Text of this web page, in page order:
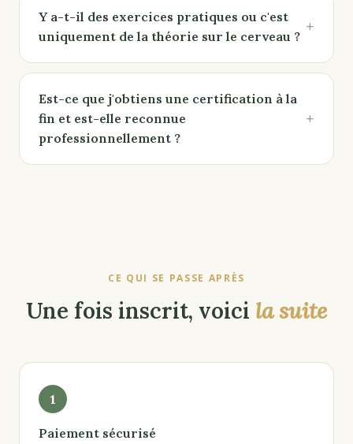
Y a-t-il des exercices pratiques ou c'est
uniquement de la théorie sur le cerveau ? +
Est-ce que j'obtiens une certification à la
fin et est-elle reconnue
professionnellement ?
+
CE QUI SE PASSE APRÈS
Une fois inscrit, voici la suite
1
Paiement sécurisé